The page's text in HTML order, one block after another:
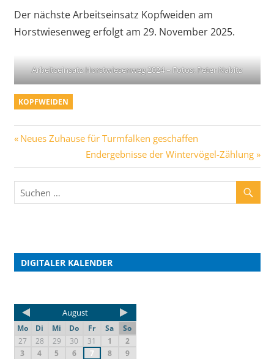
Der nächste Arbeitseinsatz Kopfweiden am
Horstwiesenweg erfolgt am 29. November 2025.
Arbeitseinsatz Horstwiesenweg 2024 – Fotos: Peter Nabitz
KOPFWEIDEN
Neues Zuhause für Turmfalken geschaffen
Endergebnisse der Wintervögel-Zählung
DIGITALER KALENDER
August
Mo Di Mi Do Fr Sa
So
27
28 29 30 31 1
2
3
4 5 6 7 8
9